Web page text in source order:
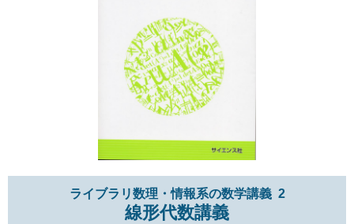
ライブラリ数理・情報系の数学講義 2
線形代数講義